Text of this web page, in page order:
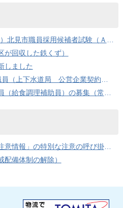
用候補者試験（Ａ日程）第１次試験合格発表
回収した鉄くず）
しました
道局 公営企業契約管理事務員）の募集
補助員）の募集（常呂学校給食センター）
」の特別な注意の呼び掛け期間の終了
備体制の解除）